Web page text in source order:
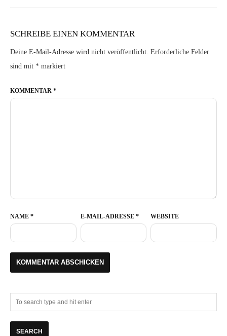
SCHREIBE EINEN KOMMENTAR
Deine E-Mail-Adresse wird nicht veröffentlicht. Erforderliche Felder
sind mit * markiert
KOMMENTAR *
NAME * E-MAIL-ADRESSE * WEBSITE